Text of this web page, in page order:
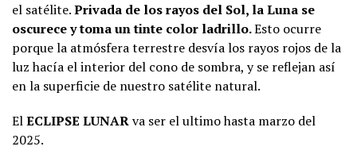
el satélite.Privada de los rayos del Sol, la Luna se
oscurece y toma un tinte color ladrillo.Esto ocurre
porque la atmósfera terrestre desvía los rayos rojos de la
luz hacía el interior del cono de sombra, y se reflejan así
en la superficie de nuestro satélite natural.
ElECLIPSE LUNARva ser el ultimo hasta marzo del
2025.